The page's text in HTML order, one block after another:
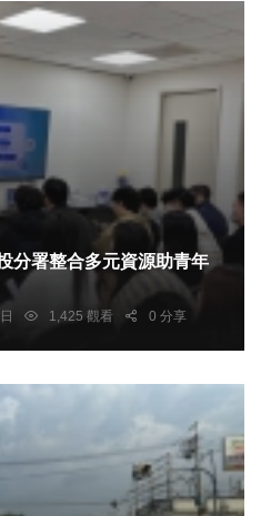
分署整合多元資源助青年
1,425 觀看 0 分享